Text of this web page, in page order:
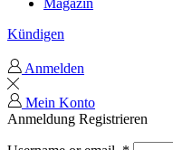
Magazin
Kündigen
Anmelden
Mein Konto
Anmeldung Registrieren